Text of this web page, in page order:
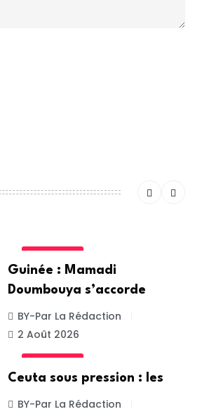
Guinée : Mamadi
Doumbouya s’accorde
BY-Par La Rédaction
2 Août 2026
Ceuta sous pression : les
BY-Par La Rédaction